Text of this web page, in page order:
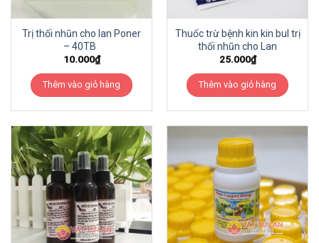
Trị thối nhũn cho lan Poner
– 40TB
10.000₫
Thêm vào giỏ hàng
Thuốc trừ bệnh kin kin bul trị
thối nhũn cho Lan
25.000₫
Thêm vào giỏ hàng